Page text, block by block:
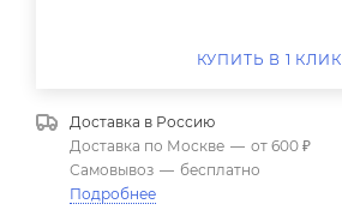
КУПИТЬ В 1 КЛИК
Доставка в Россию
Доставка по Москве — от 600 ₽
Самовывоз — бесплатно
Подробнее